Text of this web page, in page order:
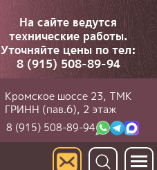
На сайте ведутся
технические работы.
Уточняйте цены по тел:
8 (915) 508-89-94
Кромское шоссе 23, ТМК
ГРИНН (пав.6), 2 этаж
8 (915) 508-89-94